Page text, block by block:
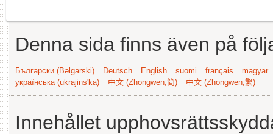
Denna sida finns även på
Български (Bəlgarski) Deutsch English suomi français
magyar
українська (ukrajins'ka)
中文 (Zhongwen,简) 中文 (Zhongwen,繁)
Innehållet